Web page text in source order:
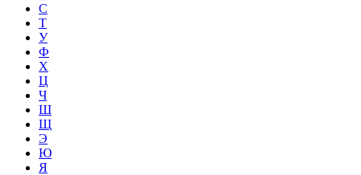
С
Т
У
Ф
Х
Ц
Ч
Ш
Щ
Э
Ю
Я